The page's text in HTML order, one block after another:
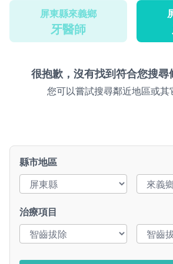
屏東縣來義鄉
牙醫師
很抱歉，沒有找到符合您搜尋
您可以嘗試搜尋鄰近地區或其
縣市地區
治療項目